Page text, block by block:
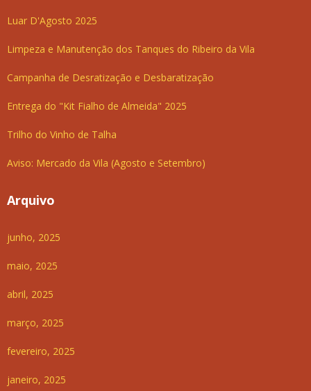
Luar D'Agosto 2025
Limpeza e Manutenção dos Tanques do Ribeiro da Vila
Campanha de Desratização e Desbaratização
Entrega do "Kit Fialho de Almeida" 2025
Trilho do Vinho de Talha
Aviso: Mercado da Vila (Agosto e Setembro)
Arquivo
junho, 2025
maio, 2025
abril, 2025
março, 2025
fevereiro, 2025
janeiro, 2025